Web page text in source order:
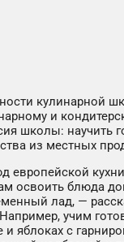
кулинарной
и
школы: научить
из местных
европейской
освоить блюда
лад, —
учим
яблоках с